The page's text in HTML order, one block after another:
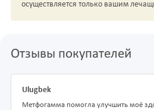
осуществляется только вашим
Отзывы покупателей
Ulugbek
Метфогамма помогла улучшить моё